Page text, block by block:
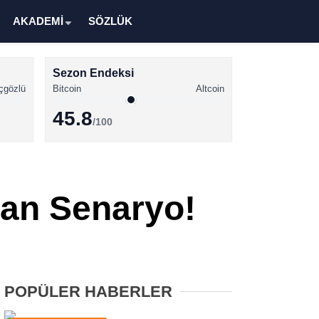
Altcoin Haberleri
XRP Haberleri
AKADEMİ SÖZLÜK
Sezon Endeksi
Bitcoin Altcoin
45.8/100
Senaryo!
POPÜLER HABERLER